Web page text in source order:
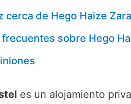
cerca de Hego Haize
frecuentes sobre Hego
es un alojamiento